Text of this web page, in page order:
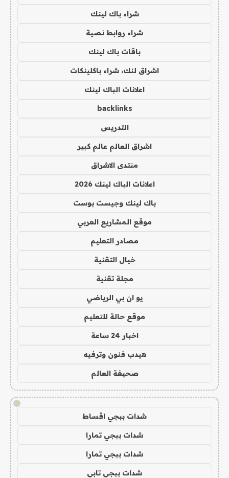
شراء باك لينك
شراء روابط نصية
باقات باك لينك
اشراق لنك، شراء باكلينكات
اعلانات الباك لينك
backlinks
التدريس
اشراق العالم عالم كبير
منتدى الاشراق
اعلانات الباك لينك 2026
باك لينك وجيست بوست
موقع المشاريع العربي
مصادر التعليم
خيال التقنية
مجلة تقنية
يو ان بي الرياضي
موقع حالة للتعليم
اخبار 24 ساعة
هيدب فنون وترفيه
صحيفة العالم
!
شدات ببجي اقساط
شدات ببجي تمارا
شدات ببجي تمارا
شدات ببجي تابي